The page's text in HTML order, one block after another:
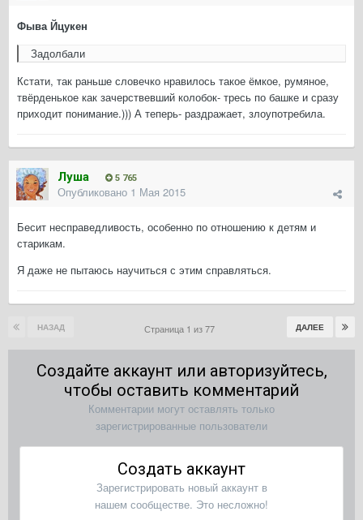
Фыва Йцукен
Задолбали
Кстати, так раньше словечко нравилось такое ёмкое, румяное,
твёрденькое как зачерствевший колобок- тресь по башке и сразу
приходит понимание.))) А теперь- раздражает, злоупотребила.
Луша 5 765
Опубликовано 1 Мая 2015
Бесит несправедливость, особенно по отношению к детям и
старикам.
Я даже не пытаюсь научиться с этим справляться.
НАЗАД ДАЛЕЕ
Страница 1 из 77
Создайте аккаунт или авторизуйтесь,
чтобы оставить комментарий
Комментарии могут оставлять только
зарегистрированные пользователи
Создать аккаунт
Зарегистрировать новый аккаунт в
нашем сообществе. Это несложно!